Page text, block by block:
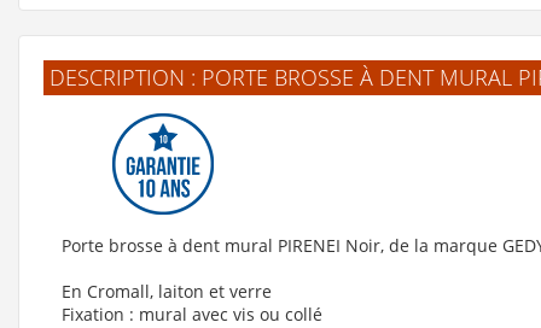
289 €
Voir le produit
530 €
DESCRIPTION : PORTE BROSSE À DENT MURAL
Porte brosse à dent mural PIRENEI Noir, de la marque
En Cromall, laiton et verre
Fixation : mural avec vis ou collé